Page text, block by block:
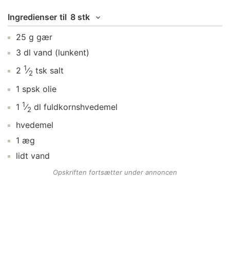
Ingredienser til 8 stk
25 g gær
3 dl vand (lunkent)
2 1⁄2 tsk salt
1 spsk olie
1 1⁄2 dl fuldkornshvedemel
hvedemel
1 æg
lidt vand
Opskriften fortsætter under annoncen